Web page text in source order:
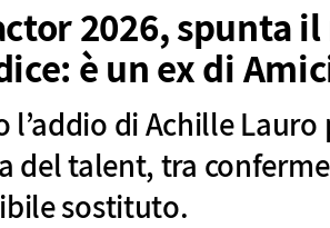
2026, spunta
è un ex di
l’addio di Achille
del talent, tra
sostituto.